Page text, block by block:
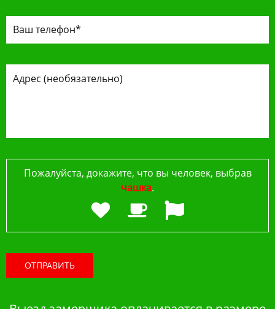
Пожалуйста, докажите, что вы человек, выбрав
чашка.
ОТПРАВИТЬ